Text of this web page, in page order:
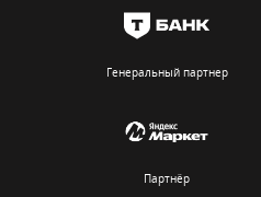
Генеральный партнер
Партнёр